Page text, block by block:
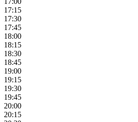
17:15
17:30
17:45
18:00
18:15
18:30
18:45
19:00
19:15
19:30
19:45
20:00
20:15